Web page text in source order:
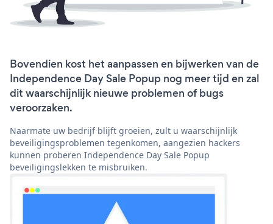
Bovendien kost het aanpassen en bijwerken van de
Independence Day Sale Popup nog meer tijd en zal
dit waarschijnlijk nieuwe problemen of bugs
veroorzaken.
Naarmate uw bedrijf blijft groeien, zult u waarschijnlijk
beveiligingsproblemen tegenkomen, aangezien hackers
kunnen proberen Independence Day Sale Popup
beveiligingslekken te misbruiken.